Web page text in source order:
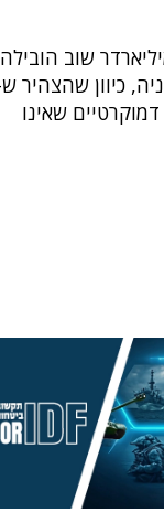
שוב הובילה
שאינו